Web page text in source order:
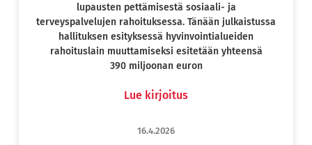
lupausten pettämisestä sosiaali- ja
terveyspalvelujen rahoituksessa. Tänään julkaistussa
hallituksen esityksessä hyvinvointialueiden
rahoituslain muuttamiseksi esitetään yhteensä
390 miljoonan euron
Lue kirjoitus
16.4.2026